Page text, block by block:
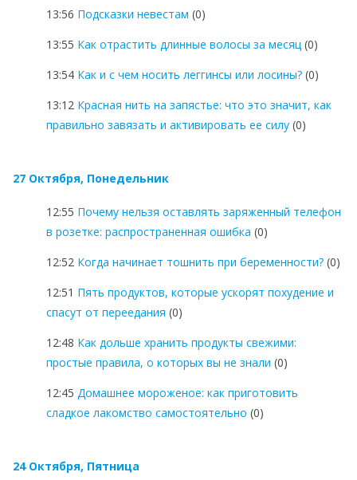
13:56 Подсказки невестам (0)
13:55 Как отрастить длинные волосы за месяц (0)
13:54 Как и с чем носить леггинсы или лосины? (0)
13:12 Красная нить на запястье: что это значит, как
правильно завязать и активировать ее силу (0)
27 Октября, Понедельник
12:55 Почему нельзя оставлять заряженный телефон
в розетке: распространенная ошибка (0)
12:52 Когда начинает тошнить при беременности? (0)
12:51 Пять продуктов, которые ускорят похудение и
спасут от переедания (0)
12:48 Как дольше хранить продукты свежими:
простые правила, о которых вы не знали (0)
12:45 Домашнее мороженое: как приготовить
сладкое лакомство самостоятельно (0)
24 Октября, Пятница